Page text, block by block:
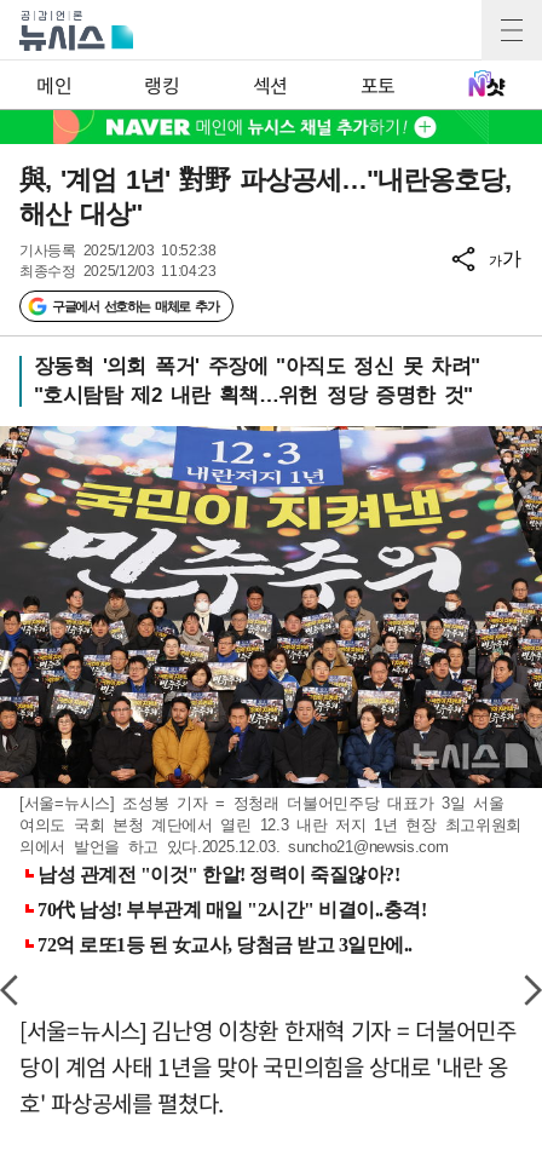
메인 랭킹 섹션 포토
與, '계엄 1년' 對野 파상공세…"내란옹호당,
해산 대상"
기사등록 2025/12/03 10:52:38
최종수정 2025/12/03 11:04:23
구글에서 선호하는 매체로 추가
가가
장동혁 '의회 폭거' 주장에 "아직도 정신 못 차려"
"호시탐탐 제2 내란 획책…위헌 정당 증명한 것"
[서울=뉴시스] 조성봉 기자 = 정청래 더불어민주당 대표가 3일 서울
여의도 국회 본청 계단에서 열린 12.3 내란 저지 1년 현장 최고위원회
의에서 발언을 하고 있다.2025.12.03.suncho21@newsis.com
[서울=뉴시스] 김난영 이창환 한재혁 기자 = 더불어민주
당이 계엄 사태 1년을 맞아 국민의힘을 상대로 '내란 옹
호' 파상공세를 펼쳤다.